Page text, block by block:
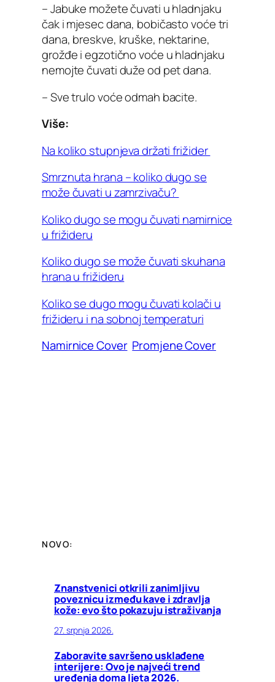
– Jabuke možete čuvati u hladnjaku
čak i mjesec dana, bobičasto voće tri
dana, breskve, kruške, nektarine,
grožđe i egzotično voće u hladnjaku
nemojte čuvati duže od pet dana.
– Sve trulo voće odmah bacite.
Više:
Na koliko stupnjeva držati frižider
Smrznuta hrana – koliko dugo se
može čuvati u zamrzivaču?
Koliko dugo se mogu čuvati namirnice
u frižideru
Koliko dugo se može čuvati skuhana
hrana u frižideru
Koliko se dugo mogu čuvati kolači u
frižideru i na sobnoj temperaturi
Namirnice Cover Promjene Cover
NOVO:
Znanstvenici otkrili zanimljivu
poveznicu između kave i zdravlja
kože: evo što pokazuju istraživanja
27. srpnja 2026.
Zaboravite savršeno usklađene
interijere: Ovo je najveći trend
uređenja doma ljeta 2026.